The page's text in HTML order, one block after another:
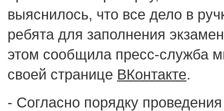
выяснилось, что все дело в
ребята для заполнения
этом сообщила пресс-служба
своей странице ВКонтакте.
- Согласно порядку